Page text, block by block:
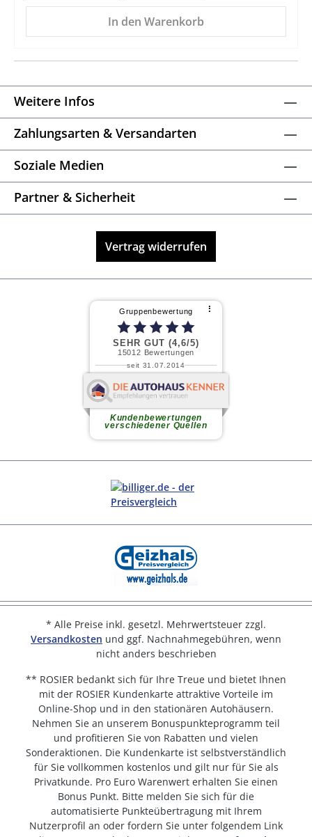
In den Warenkorb
Weitere Infos
Zahlungsarten & Versandarten
Soziale Medien
Partner & Sicherheit
Vertrag widerrufen
* Alle Preise inkl. gesetzl. Mehrwertsteuer zzgl.
Versandkosten und ggf. Nachnahmegebühren, wenn
nicht anders beschrieben
** ROSIER bedankt sich für Ihre Treue und bietet Ihnen
mit der ROSIER Kundenkarte attraktive Vorteile im
Online-Shop und in den stationären Autohäusern.
Nehmen Sie an unserem Bonuspunkteprogramm teil
und profitieren Sie von Rabatten und vielen
Sonderaktionen. Die Kundenkarte ist selbstverständlich
für Sie vollkommen kostenlos und gilt nur für Sie als
Privatkunde. Pro Euro Warenwert erhalten Sie einen
Bonus Punkt. Bitte melden Sie sich für die
automatisierte Punkteübertragung mit Ihrem
Nutzerprofil an oder fordern Sie unter folgendem Link